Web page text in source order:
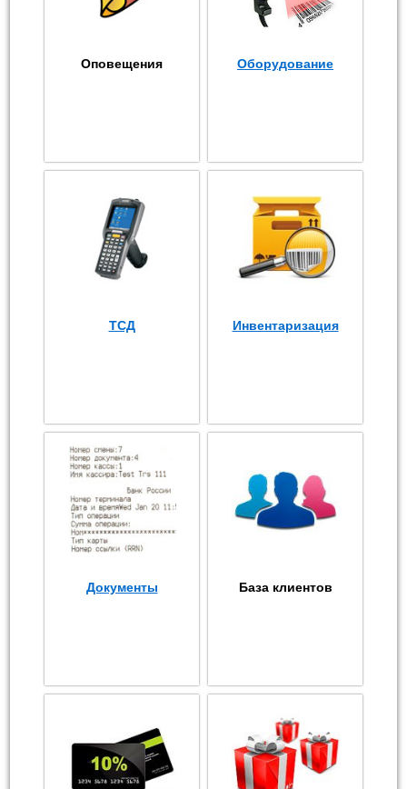
Оповещения Оборудование
ТСД Инвентаризация
Документы База клиентов